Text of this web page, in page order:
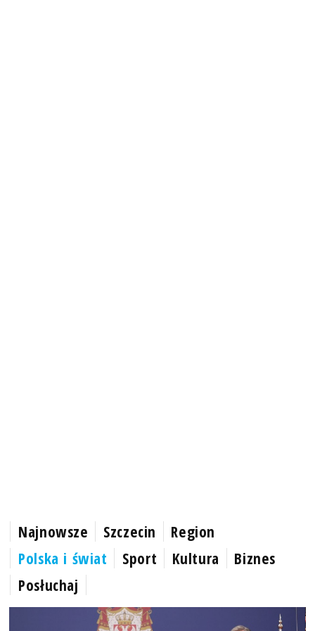
Najnowsze Szczecin
Region
Polska i świat
Sport Kultura
Biznes
Posłuchaj